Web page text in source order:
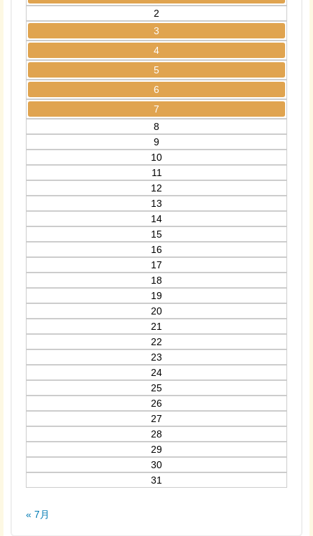
2
3
4
5
6
7
8
9
10
11
12
13
14
15
16
17
18
19
20
21
22
23
24
25
26
27
28
29
30
31
« 7月